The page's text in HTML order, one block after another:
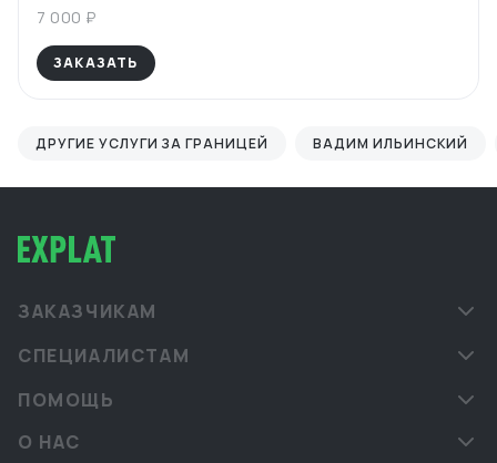
7 000 ₽
ЗАКАЗАТЬ
ДРУГИЕ УСЛУГИ ЗА ГРАНИЦЕЙ ВАДИМ ИЛЬИНСКИЙ
ЗАКАЗЧИКАМ
СПЕЦИАЛИСТАМ
ПОМОЩЬ
О НАС